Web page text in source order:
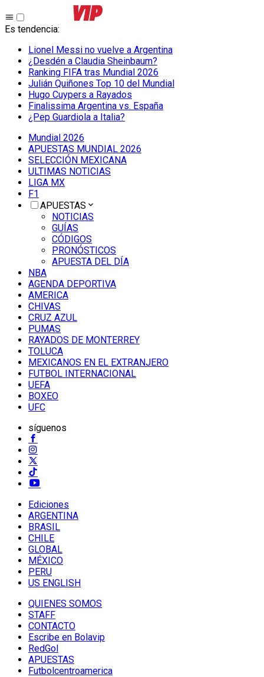
Es tendencia:
Lionel Messi no vuelve a Argentina
¿Desdén a Claudia Sheinbaum?
Ranking FIFA tras Mundial 2026
Julián Quiñones Top 10 del Mundial
Hugo Cuypers a Rayados
Finalissima Argentina vs. España
¿Pep Guardiola a Italia?
Mundial 2026
APUESTAS MUNDIAL 2026
SELECCIÓN MEXICANA
ULTIMAS NOTICIAS
LIGA MX
F1
APUESTAS
NOTICIAS
GUÍAS
CÓDIGOS
PRONÓSTICOS
APUESTA DEL DÍA
NBA
AGENDA DEPORTIVA
AMERICA
CHIVAS
CRUZ AZUL
PUMAS
RAYADOS DE MONTERREY
TOLUCA
MEXICANOS EN EL EXTRANJERO
FUTBOL INTERNACIONAL
UEFA
BOXEO
UFC
síguenos
Ediciones
ARGENTINA
BRASIL
CHILE
GLOBAL
MÉXICO
PERU
US ENGLISH
QUIENES SOMOS
STAFF
CONTACTO
Escribe en Bolavip
RedGol
APUESTAS
Futbolcentroamerica